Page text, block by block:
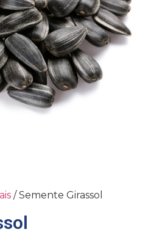
/ Semente Girassol